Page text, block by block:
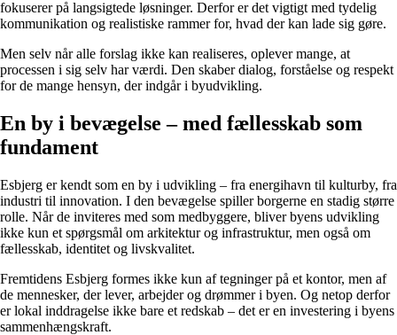
fokuserer på langsigtede løsninger. Derfor er det vigtigt med tydelig
kommunikation og realistiske rammer for, hvad der kan lade sig gøre.
Men selv når alle forslag ikke kan realiseres, oplever mange, at
processen i sig selv har værdi. Den skaber dialog, forståelse og respekt
for de mange hensyn, der indgår i byudvikling.
En by i bevægelse – med fællesskab som
fundament
Esbjerg er kendt som en by i udvikling – fra energihavn til kulturby, fra
industri til innovation. I den bevægelse spiller borgerne en stadig større
rolle. Når de inviteres med som medbyggere, bliver byens udvikling
ikke kun et spørgsmål om arkitektur og infrastruktur, men også om
fællesskab, identitet og livskvalitet.
Fremtidens Esbjerg formes ikke kun af tegninger på et kontor, men af
de mennesker, der lever, arbejder og drømmer i byen. Og netop derfor
er lokal inddragelse ikke bare et redskab – det er en investering i byens
sammenhængskraft.